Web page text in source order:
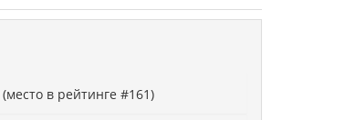
(место в рейтинге #161)